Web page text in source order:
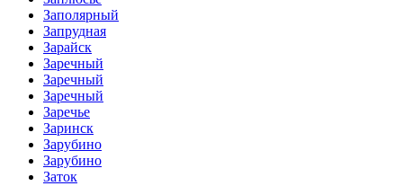
Заполярный
Запрудная
Зарайск
Заречный
Заречный
Заречный
Заречье
Заринск
Зарубино
Зарубино
Заток